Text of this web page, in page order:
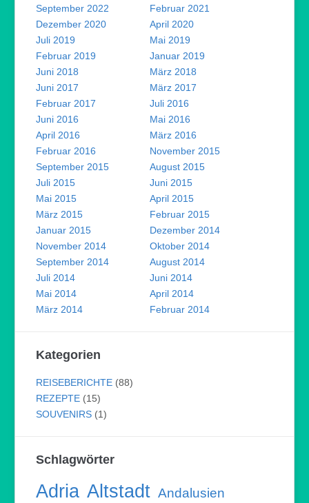
September 2022
Februar 2021
Dezember 2020
April 2020
Juli 2019
Mai 2019
Februar 2019
Januar 2019
Juni 2018
März 2018
Juni 2017
März 2017
Februar 2017
Juli 2016
Juni 2016
Mai 2016
April 2016
März 2016
Februar 2016
November 2015
September 2015
August 2015
Juli 2015
Juni 2015
Mai 2015
April 2015
März 2015
Februar 2015
Januar 2015
Dezember 2014
November 2014
Oktober 2014
September 2014
August 2014
Juli 2014
Juni 2014
Mai 2014
April 2014
März 2014
Februar 2014
Kategorien
REISEBERICHTE (88)
REZEPTE (15)
SOUVENIRS (1)
Schlagwörter
Adria Altstadt Andalusien